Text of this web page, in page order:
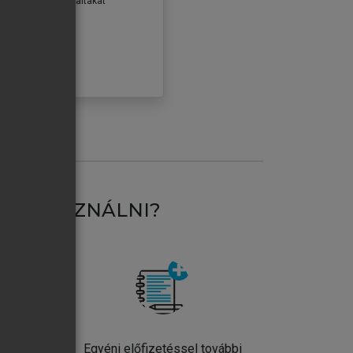
HASZNÁLNI?
Egyéni előfizetéssel további